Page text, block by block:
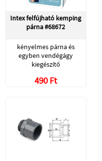
Intex felfújható kemping
párna #68672
kényelmes párna és
egyben vendégágy
kiegészítő
490 Ft